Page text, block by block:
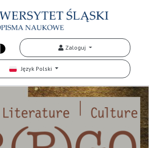
Zaloguj
Język Polski